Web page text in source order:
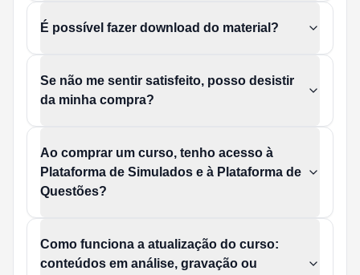
É possível fazer download do material?
Se não me sentir satisfeito, posso desistir
da minha compra?
Ao comprar um curso, tenho acesso à
Plataforma de Simulados e à Plataforma de
Questões?
Como funciona a atualização do curso:
conteúdos em análise, gravação ou